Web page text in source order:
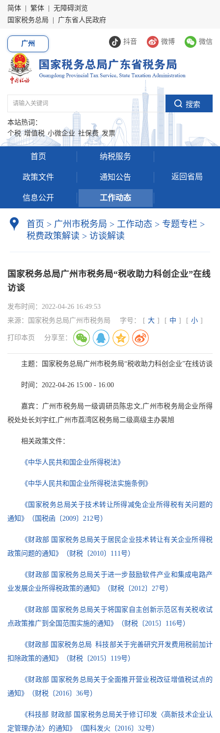
简体 繁体
无障碍浏览
国家税务总局
广东省人民政府
抖音 微博 微信
广州
本站热词：
个税 增值税 小微企业 社保费 发票
首页 纳税服务
政策文件 通知公告
信息公开 工作动态
返回省局
首页 > 广州市税务局 > 工作动态 > 专题专栏 >
税费政策解读 > 访谈解读
国家税务总局广州市税务局“税收助力科创企业”在线
访谈
发布时间： 2022-04-26 16:49:53
来源：
国家税务总局广州市税务局 字号： [ 大 ] [ 中 ] [ 小 ]
打印本页 分享至：
主题：国家税务总局广州市税务局“税收助力科创企业”在线访谈
时间：2022-04-26 15:00 - 16:00
嘉宾：广州市税务局一级调研员陈忠文,广州市税务局企业所得
税处处长刘宇红,广州市荔湾区税务局二级高级主办裴旭
相关政策文件：
《中华人民共和国企业所得税法》
《中华人民共和国企业所得税法实施条例》
《国家税务总局关于技术转让所得减免企业所得税有关问题的
通知》（国税函〔2009〕212号）
《财政部 国家税务总局关于居民企业技术转让有关企业所得税
政策问题的通知》（财税〔2010〕111号）
《财政部 国家税务总局关于进一步鼓励软件产业和集成电路产
业发展企业所得税政策的通知》（财税〔2012〕27号）
《财政部 国家税务总局关于将国家自主创新示范区有关税收试
点政策推广到全国范围实施的通知》（财税〔2015〕116号）
《财政部 国家税务总局 科技部关于完善研究开发费用税前加计
扣除政策的通知》（财税〔2015〕119号）
《财政部 国家税务总局关于全面推开营业税改征增值税试点的
通知》（财税〔2016〕36号）
《科技部 财政部 国家税务总局关于修订印发〈高新技术企业认
定管理办法〉的通知》（国科发火〔2016〕32号）